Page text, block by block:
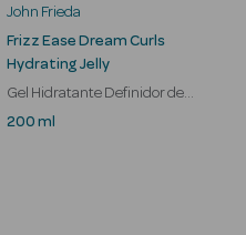
John Frieda
Frizz Ease Dream Curls
Hydrating Jelly
Gel Hidratante Definidor de
Caracóis
200 ml